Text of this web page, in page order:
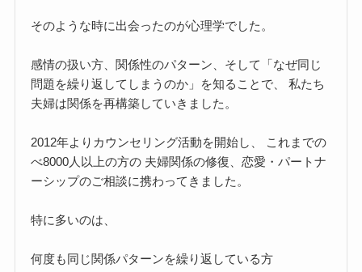
そのような時に出会ったのが心理学でした。
感情の扱い方、関係性のパターン、そして「なぜ同じ
問題を繰り返してしまうのか」を知ることで、 私たち
夫婦は関係を再構築していきました。
2012年よりカウンセリング活動を開始し、 これまでの
べ8000人以上の方の 夫婦関係の修復、恋愛・パートナ
ーシップのご相談に携わってきました。
特に多いのは、
何度も同じ関係パターンを繰り返している方